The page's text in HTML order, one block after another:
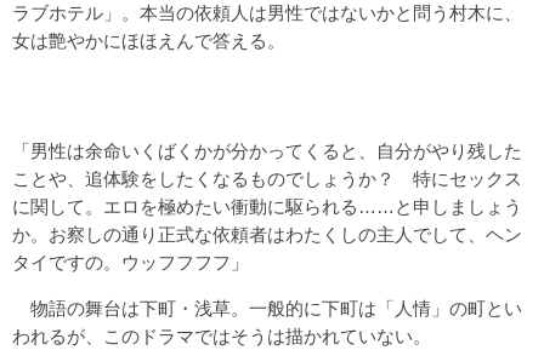
ラブホテル」。本当の依頼人は男性ではないかと問う村木に、
女は艶やかにほほえんで答える。
「男性は余命いくばくかが分かってくると、自分がやり残した
ことや、追体験をしたくなるものでしょうか？ 特にセックス
に関して。エロを極めたい衝動に駆られる……と申しましょう
か。お察しの通り正式な依頼者はわたくしの主人でして、ヘン
タイですの。ウッフフフフ」
物語の舞台は下町・浅草。一般的に下町は「人情」の町とい
われるが、このドラマではそうは描かれていない。